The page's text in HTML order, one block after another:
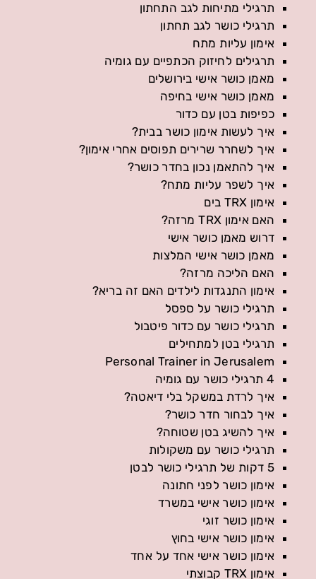
תרגילי מתיחות לגב התחתון
תרגילי כושר לגב תחתון
אימון עליות מתח
תרגילים לחיזוק הכתפיים עם גומיה
מאמן כושר אישי בירושלים
מאמן כושר אישי בחיפה
כפיפות בטן עם כדור
איך לעשות אימון כושר בבית?
איך לשחרר שרירים תפוסים אחרי אימון?
איך להתאמן נכון בחדר כושר?
איך לשפר עליות מתח?
אימון TRX בים
האם אימון TRX מרזה?
דרוש מאמן כושר אישי
מאמן כושר אישי המלצות
האם הליכה מרזה?
אימון התנגדות לילדים האם זה בריא?
תרגילי כושר על ספסל
תרגילי כושר עם כדור פיטבול
תרגילי בטן למתחילים
Personal Trainer in Jerusalem
4 תרגילי כושר עם גומיה
איך לרדת במשקל בלי דיאטה?
איך לבחור חדר כושר?
איך להשיג בטן שטוחה?
תרגילי כושר עם משקולות
5 דקות של תרגילי כושר לבטן
אימון כושר לפני חתונה
אימון כושר אישי במשרד
אימון כושר זוגי
אימון כושר אישי בחוץ
אימון כושר אישי אחד על אחד
אימון TRX קבוצתי